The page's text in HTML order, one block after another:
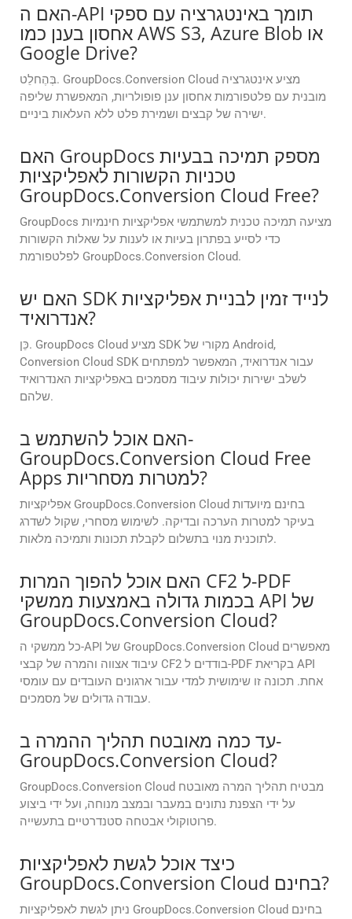
האם ה-API תומך באינטגרציה עם ספקי
אחסון בענן כמו AWS S3, Azure Blob או
Google Drive?
בְּהֶחלֵט. GroupDocs.Conversion Cloud מציע אינטגרציה
מובנית עם פלטפורמות אחסון ענן פופולריות, המאפשרת שליפה
ישירה של קבצים ושמירת פלט ללא העלאות ביניים.
האם GroupDocs מספק תמיכה בבעיות
טכניות הקשורות לאפליקציות
GroupDocs.Conversion Cloud Free?
GroupDocs מציעה תמיכה טכנית למשתמשי אפליקציות חינמיות
כדי לסייע בפתרון בעיות או לענות על שאלות הקשורות
לפלטפורמת GroupDocs.Conversion Cloud.
האם יש SDK לנייד זמין לבניית אפליקציות
אנדרואיד?
כֵּן. GroupDocs Cloud מציע SDK מקורי של Android,
Conversion Cloud SDK עבור אנדרואיד, המאפשר למפתחים
לשלב ישירות יכולות עיבוד מסמכים באפליקציות האנדרואיד
שלהם.
האם אוכל להשתמש ב-
GroupDocs.Conversion Cloud Free
Apps למטרות מסחריות?
אפליקציות GroupDocs.Conversion Cloud בחינם מיועדות
בעיקר למטרות הערכה ובדיקה. לשימוש מסחרי, שקול לשדרג
לתוכנית מנוי בתשלום לקבלת תכונות ותמיכה מלאות.
האם אוכל להפוך המרות CF2 ל-PDF
בכמות גדולה באמצעות ממשקי API של
GroupDocs.Conversion Cloud?
כל ממשקי ה-API של GroupDocs.Conversion Cloud מאפשרים
עיבוד אצווה והמרה של קבצי CF2 בודדים ל-PDF בקריאת API
אחת. תכונה זו שימושית למדי עבור ארגונים העובדים עם עומסי
עבודה גדולים של מסמכים.
עד כמה מאובטח תהליך ההמרה ב-
GroupDocs.Conversion Cloud?
GroupDocs.Conversion Cloud מבטיח תהליך המרה מאובטח
על ידי הצפנת נתונים במעבר ובמצב מנוחה, ועל ידי ביצוע
פרוטוקולי אבטחה סטנדרטיים בתעשייה.
כיצד אוכל לגשת לאפליקציות
GroupDocs.Conversion Cloud בחינם?
ניתן לגשת לאפליקציות GroupDocs.Conversion Cloud בחינם